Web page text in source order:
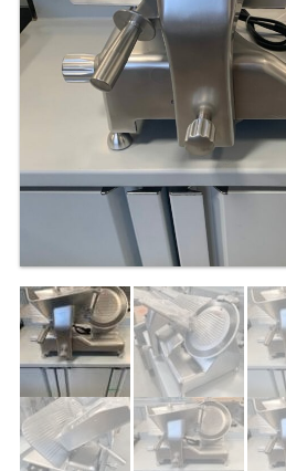
TABLE RÉFRIGÉRÉE
TABLE COMPACTE
TABLE 600
TABLE 700 – 2 PORTES
TABLE 700 – 3 PORTES
TABLE 700 – 4 PORTES
TABLE 800
TABLE 700 VITRÉE
TABLE CONGÉLATEUR